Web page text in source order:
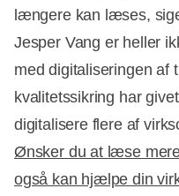
længere kan læses,
Jesper Vang er heller
med digitaliseringen af
kvalitetssikring har
digitalisere flere af
Ønsker du at læse
også kan hjælpe din